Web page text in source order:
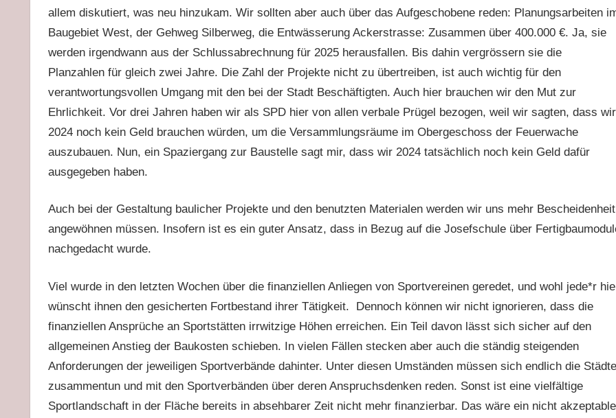
allem diskutiert, was neu hinzukam. Wir sollten aber auch über das Aufgeschobene reden: Planungsarbeiten
Baugebiet West, der Gehweg Silberweg, die Entwässerung Ackerstrasse: Zusammen über 400.000 €. Ja, sie
werden irgendwann aus der Schlussabrechnung für 2025 herausfallen. Bis dahin vergrössern sie die
Planzahlen für gleich zwei Jahre. Die Zahl der Projekte nicht zu übertreiben, ist auch wichtig für den
verantwortungsvollen Umgang mit den bei der Stadt Beschäftigten. Auch hier brauchen wir den Mut zur
Ehrlichkeit. Vor drei Jahren haben wir als SPD hier von allen verbale Prügel bezogen, weil wir sagten, dass wir
2024 noch kein Geld brauchen würden, um die Versammlungsräume im Obergeschoss der Feuerwache
auszubauen. Nun, ein Spaziergang zur Baustelle sagt mir, dass wir 2024 tatsächlich noch kein Geld dafür
ausgegeben haben.
Auch bei der Gestaltung baulicher Projekte und den benutzten Materialen werden wir uns mehr Bescheidenheit
angewöhnen müssen. Insofern ist es ein guter Ansatz, dass in Bezug auf die Josefschule über
nachgedacht wurde.
Viel wurde in den letzten Wochen über die finanziellen Anliegen von Sportvereinen geredet, und wohl jede*r
wünscht ihnen den gesicherten Fortbestand ihrer Tätigkeit. Dennoch können wir nicht ignorieren, dass die
finanziellen Ansprüche an Sportstätten irrwitzige Höhen erreichen. Ein Teil davon lässt sich sicher auf den
allgemeinen Anstieg der Baukosten schieben. In vielen Fällen stecken aber auch die ständig steigenden
Anforderungen der jeweiligen Sportverbände dahinter. Unter diesen Umständen müssen sich endlich die Städte
zusammentun und mit den Sportverbänden über deren Anspruchsdenken reden. Sonst ist eine vielfältige
Sportlandschaft in der Fläche bereits in absehbarer Zeit nicht mehr finanzierbar. Das wäre ein nicht